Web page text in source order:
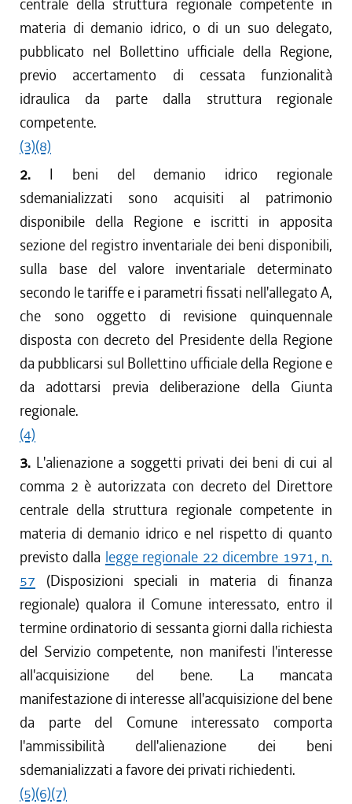
centrale della struttura regionale competente in
materia di demanio idrico, o di un suo delegato,
pubblicato nel Bollettino ufficiale della Regione,
previo accertamento di cessata funzionalità
idraulica da parte dalla struttura regionale
competente.
(3)(8)
2. I beni del demanio idrico regionale
sdemanializzati sono acquisiti al patrimonio
disponibile della Regione e iscritti in apposita
sezione del registro inventariale dei beni disponibili,
sulla base del valore inventariale determinato
secondo le tariffe e i parametri fissati nell'allegato A,
che sono oggetto di revisione quinquennale
disposta con decreto del Presidente della Regione
da pubblicarsi sul Bollettino ufficiale della Regione e
da adottarsi previa deliberazione della Giunta
regionale.
(4)
3. L'alienazione a soggetti privati dei beni di cui al
comma 2 è autorizzata con decreto del Direttore
centrale della struttura regionale competente in
materia di demanio idrico e nel rispetto di quanto
previsto dalla legge regionale 22 dicembre 1971, n.
57 (Disposizioni speciali in materia di finanza
regionale) qualora il Comune interessato, entro il
termine ordinatorio di sessanta giorni dalla richiesta
del Servizio competente, non manifesti l'interesse
all'acquisizione del bene. La mancata
manifestazione di interesse all'acquisizione del bene
da parte del Comune interessato comporta
l'ammissibilità dell'alienazione dei beni
sdemanializzati a favore dei privati richiedenti.
(5)(6)(7)